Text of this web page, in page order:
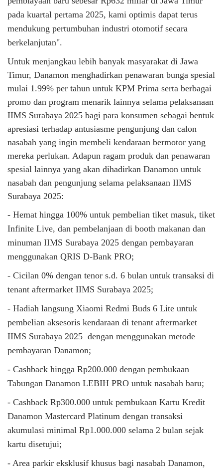
pada kuartal pertama 2025, kami optimis dapat terus
mendukung pertumbuhan industri otomotif secara
berkelanjutan".
Untuk menjangkau lebih banyak masyarakat di Jawa
Timur, Danamon menghadirkan penawaran bunga spesial
mulai 1.99% per tahun untuk KPM Prima serta berbagai
promo dan program menarik lainnya selama pelaksanaan
IIMS Surabaya 2025 bagi para konsumen sebagai bentuk
apresiasi terhadap antusiasme pengunjung dan calon
nasabah yang ingin membeli kendaraan bermotor yang
mereka perlukan. Adapun ragam produk dan penawaran
spesial lainnya yang akan dihadirkan Danamon untuk
nasabah dan pengunjung selama pelaksanaan IIMS
Surabaya 2025:
- Hemat hingga 100% untuk pembelian tiket masuk, tiket
Infinite Live, dan pembelanjaan di booth makanan dan
minuman IIMS Surabaya 2025 dengan pembayaran
menggunakan QRIS D-Bank PRO;
- Cicilan 0% dengan tenor s.d. 6 bulan untuk transaksi di
tenant aftermarket IIMS Surabaya 2025;
- Hadiah langsung Xiaomi Redmi Buds 6 Lite untuk
pembelian aksesoris kendaraan di tenant aftermarket
IIMS Surabaya 2025 dengan menggunakan metode
pembayaran Danamon;
- Cashback hingga Rp200.000 dengan pembukaan
Tabungan Danamon LEBIH PRO untuk nasabah baru;
- Cashback Rp300.000 untuk pembukaan Kartu Kredit
Danamon Mastercard Platinum dengan transaksi
akumulasi minimal Rp1.000.000 selama 2 bulan sejak
kartu disetujui;
- Area parkir eksklusif khusus bagi nasabah Danamon,